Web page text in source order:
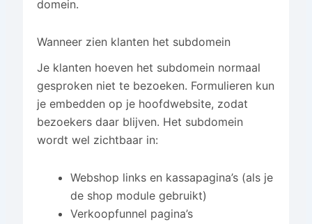
domein.
Wanneer zien klanten het subdomein
Je klanten hoeven het subdomein normaal
gesproken niet te bezoeken. Formulieren kun
je embedden op je hoofdwebsite, zodat
bezoekers daar blijven. Het subdomein
wordt wel zichtbaar in:
Webshop links en kassapagina’s (als je
de shop module gebruikt)
Verkoopfunnel pagina’s